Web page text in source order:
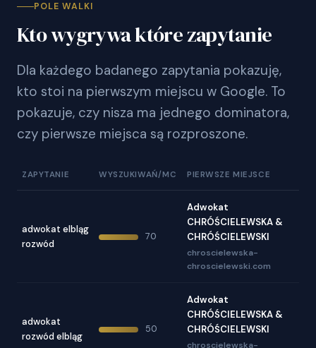
POLE WALKI
Kto wygrywa które zapytanie
Dla każdego badanego zapytania pokazuję,
kto stoi na pierwszym miejscu w Google. To
pokazuje, czy nisza ma jednego dominatora,
czy pierwsze miejsca są rozproszone.
ZAPYTANIE WYSZUKIWAŃ/MC PIERWSZE MIEJSCE
adwokat elbląg
rozwód
70
Adwokat
CHRÓŚCIELEWSKA &
CHRÓŚCIELEWSKI
chroscielewska-
chroscielewski.com
adwokat
rozwód elbląg
50
Adwokat
CHRÓŚCIELEWSKA &
CHRÓŚCIELEWSKI
chroscielewska-